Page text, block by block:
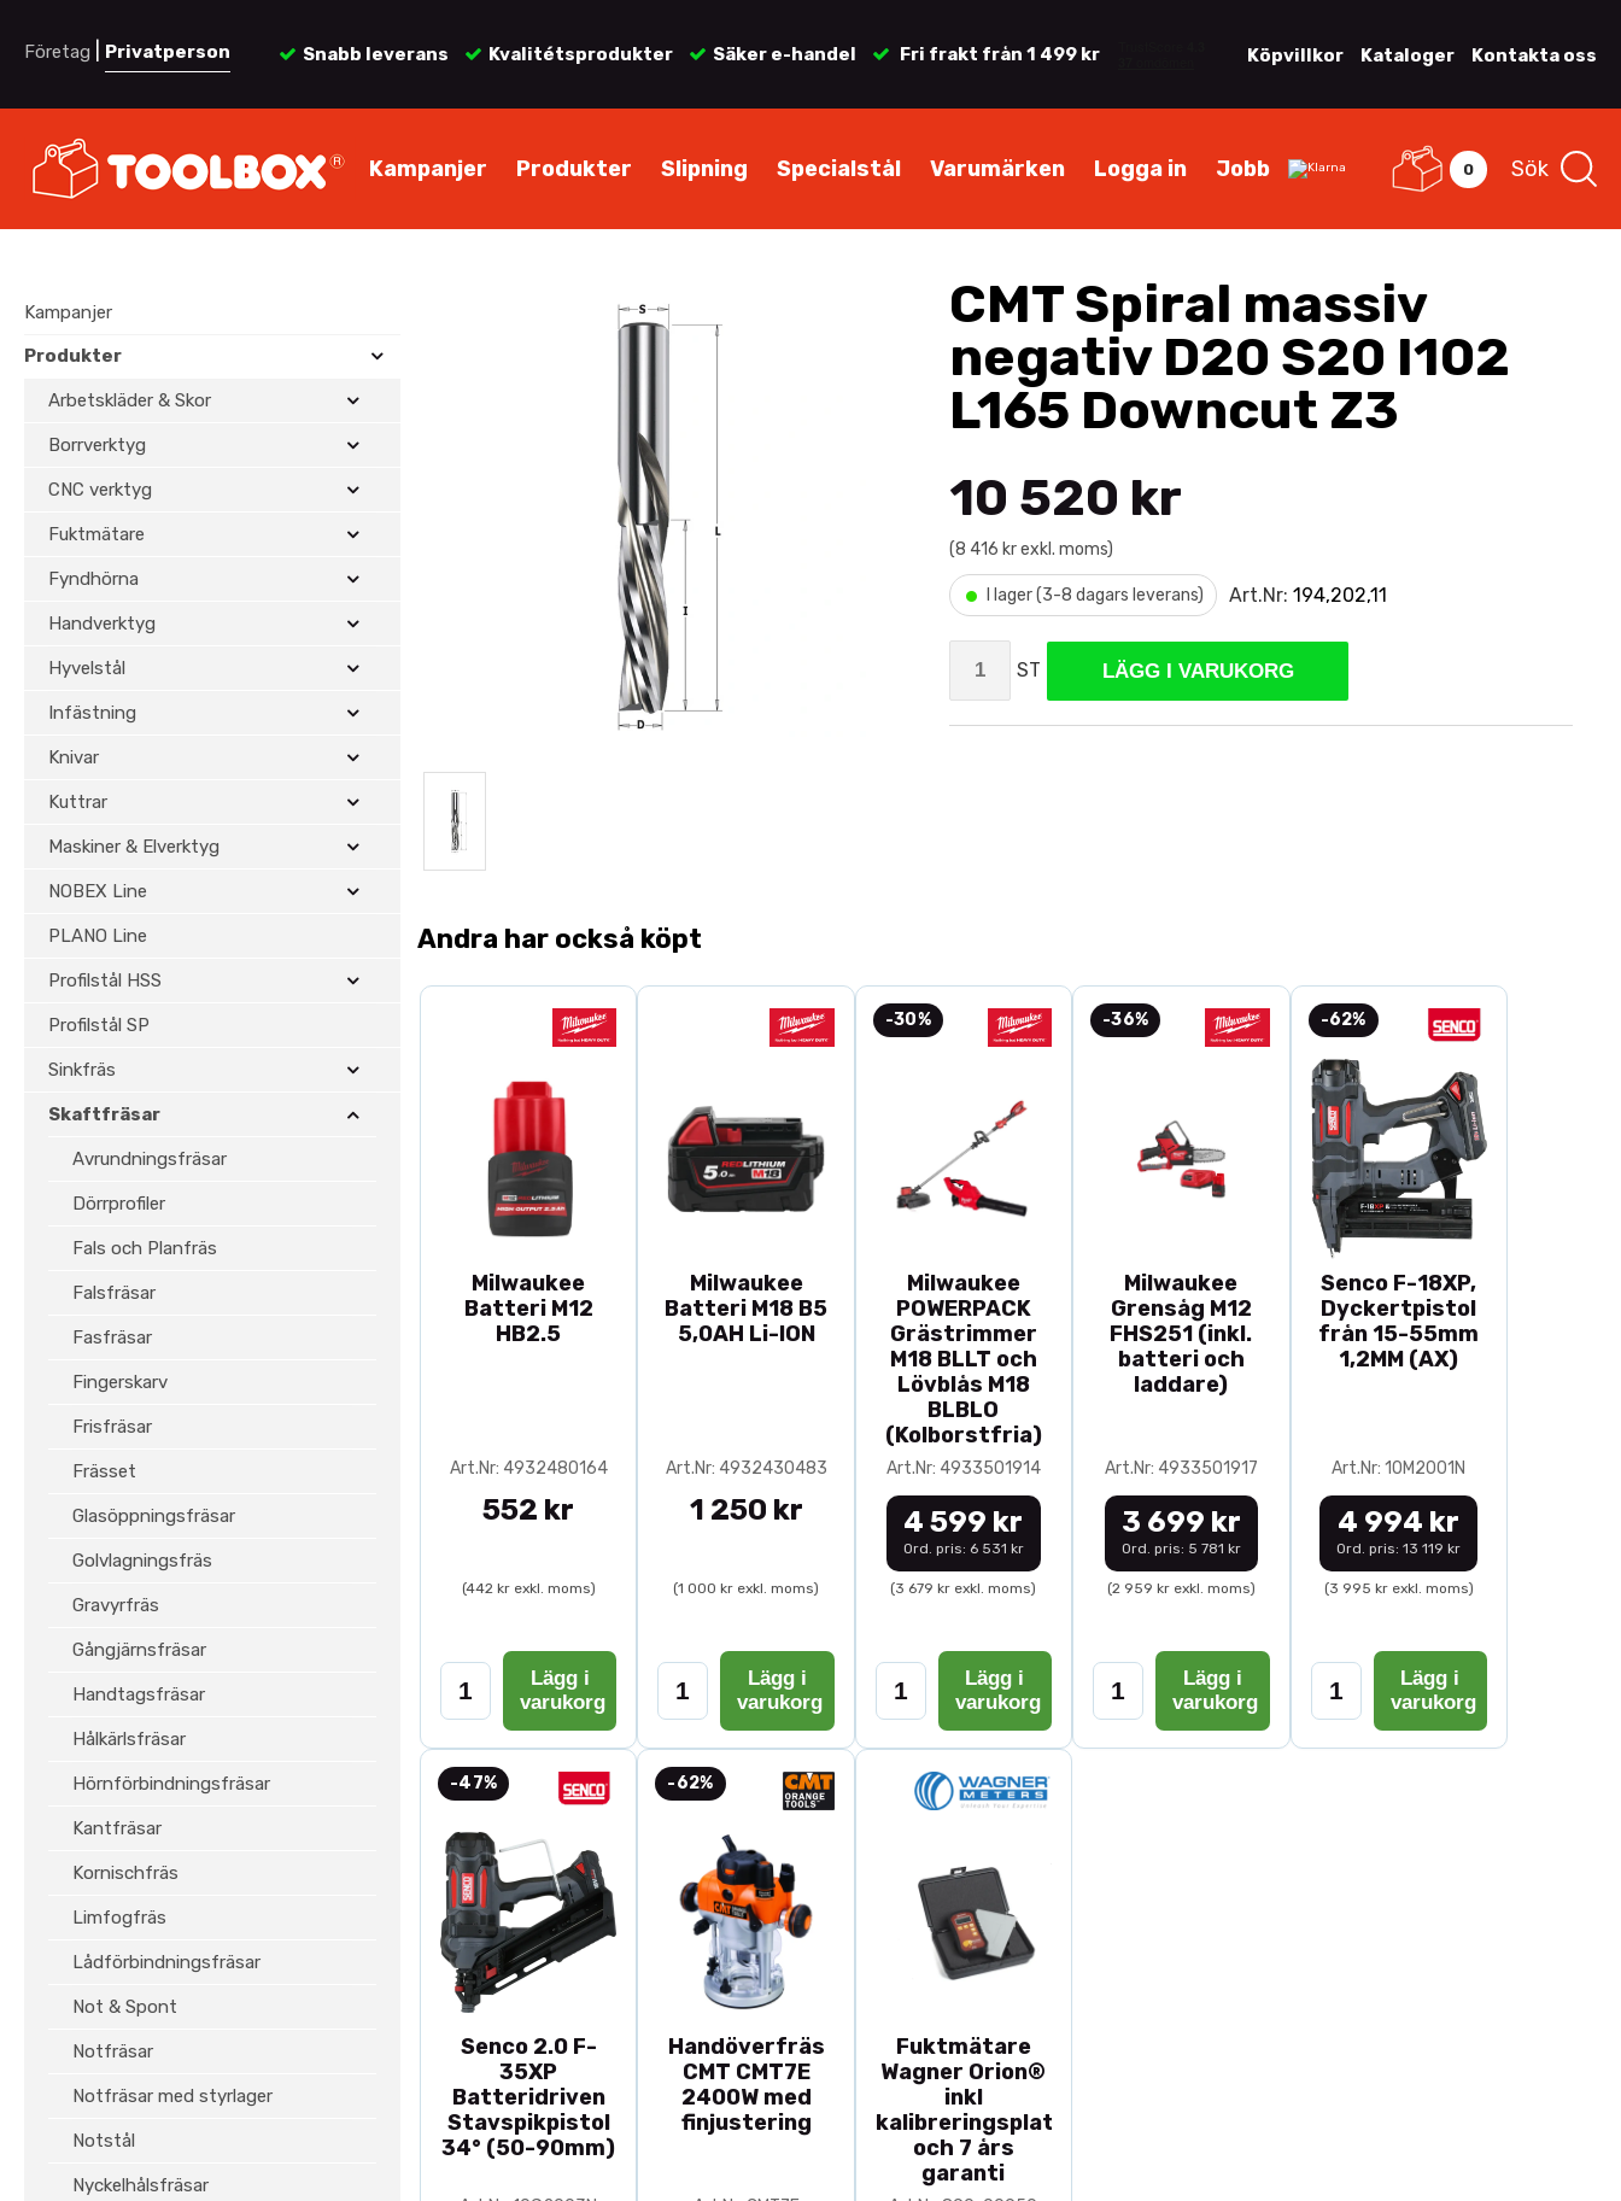
Företag Privatperson Snabb leverans Kvalitétsprodukter Säker e-handel Fri frakt från 1 499 kr Köpvillkor Kataloger Kontakta oss
Kampanjer Produkter Slipning Specialstål Varumärken Logga in Jobb 0 Sök
Kampanjer
Produkter
Arbetskläder & Skor
Borrverktyg
CNC verktyg
Fuktmätare
Fyndhörna
Handverktyg
Hyvelstål
Infästning
Knivar
Kuttrar
Maskiner & Elverktyg
NOBEX Line
PLANO Line
Profilstål HSS
Profilstål SP
Sinkfräs
Skaftfräsar
Avrundningsfräsar
Dörrprofiler
Fals och Planfräs
Falsfräsar
Fasfräsar
Fingerskarv
Frisfräsar
Frässet
Glasöppningsfräsar
Golvlagningsfräs
Gravyrfräs
Gångjärnsfräsar
Handtagsfräsar
Hålkärlsfräsar
Hörnförbindningsfräsar
Kantfräsar
Kornischfräs
Limfogfräs
Lådförbindningsfräsar
Not & Spont
Notfräsar
Notfräsar med styrlager
Notstål
Nyckelhålsfräsar
CMT Spiral massiv
negativ D20 S20 I102
L165 Downcut Z3
10 520 kr
(8 416 kr exkl. moms)
• I lager (3-8 dagars leverans) Art.Nr: 194,202,11
ST LÄGG I VARUKORG
Andra har också köpt
Milwaukee
Batteri M12
HB2.5
Art.Nr: 4932480164
552 kr
(442 kr exkl. moms)
Lägg i
varukorg
Milwaukee
Batteri M18 B5
5,0AH Li-ION
Art.Nr: 4932430483
1 250 kr
(1 000 kr exkl. moms)
Lägg i
varukorg
-30%
Milwaukee
POWERPACK
Grästrimmer
M18 BLLT och
Lövblås M18
BLBLO
(Kolborstfria)
Art.Nr: 4933501914
4 599 kr
Ord. pris: 6 531 kr
(3 679 kr exkl. moms)
Lägg i
varukorg
-36%
Milwaukee
Grensåg M12
FHS251 (inkl.
batteri och
laddare)
Art.Nr: 4933501917
3 699 kr
Ord. pris: 5 781 kr
(2 959 kr exkl. moms)
Lägg i
varukorg
-62%
Senco F-18XP,
Dyckertpistol
från 15-55mm
1,2MM (AX)
Art.Nr: 10M2001N
4 994 kr
Ord. pris: 13 119 kr
(3 995 kr exkl. moms)
Lägg i
varukorg
-47%
Senco 2.0 F-
35XP
Batteridriven
Stavspikpistol
34° (50-90mm)
-62%
Handöverfräs
CMT CMT7E
2400W med
finjustering
Fuktmätare
Wagner Orion®
inkl
kalibreringsplatta
och 7 års
garanti